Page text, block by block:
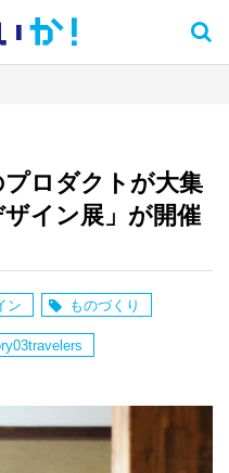
か！
プロダクトが大集
イン展」が開催
ン ものづくり